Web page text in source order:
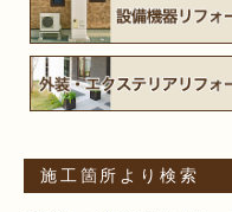
施工箇所より検索